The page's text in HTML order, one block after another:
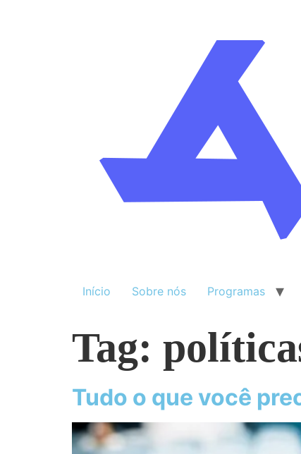
Início Sobre nós Programas
Tag:
Tudo o que você